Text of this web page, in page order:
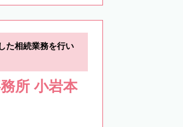
た相続業務を行い
所 小岩本